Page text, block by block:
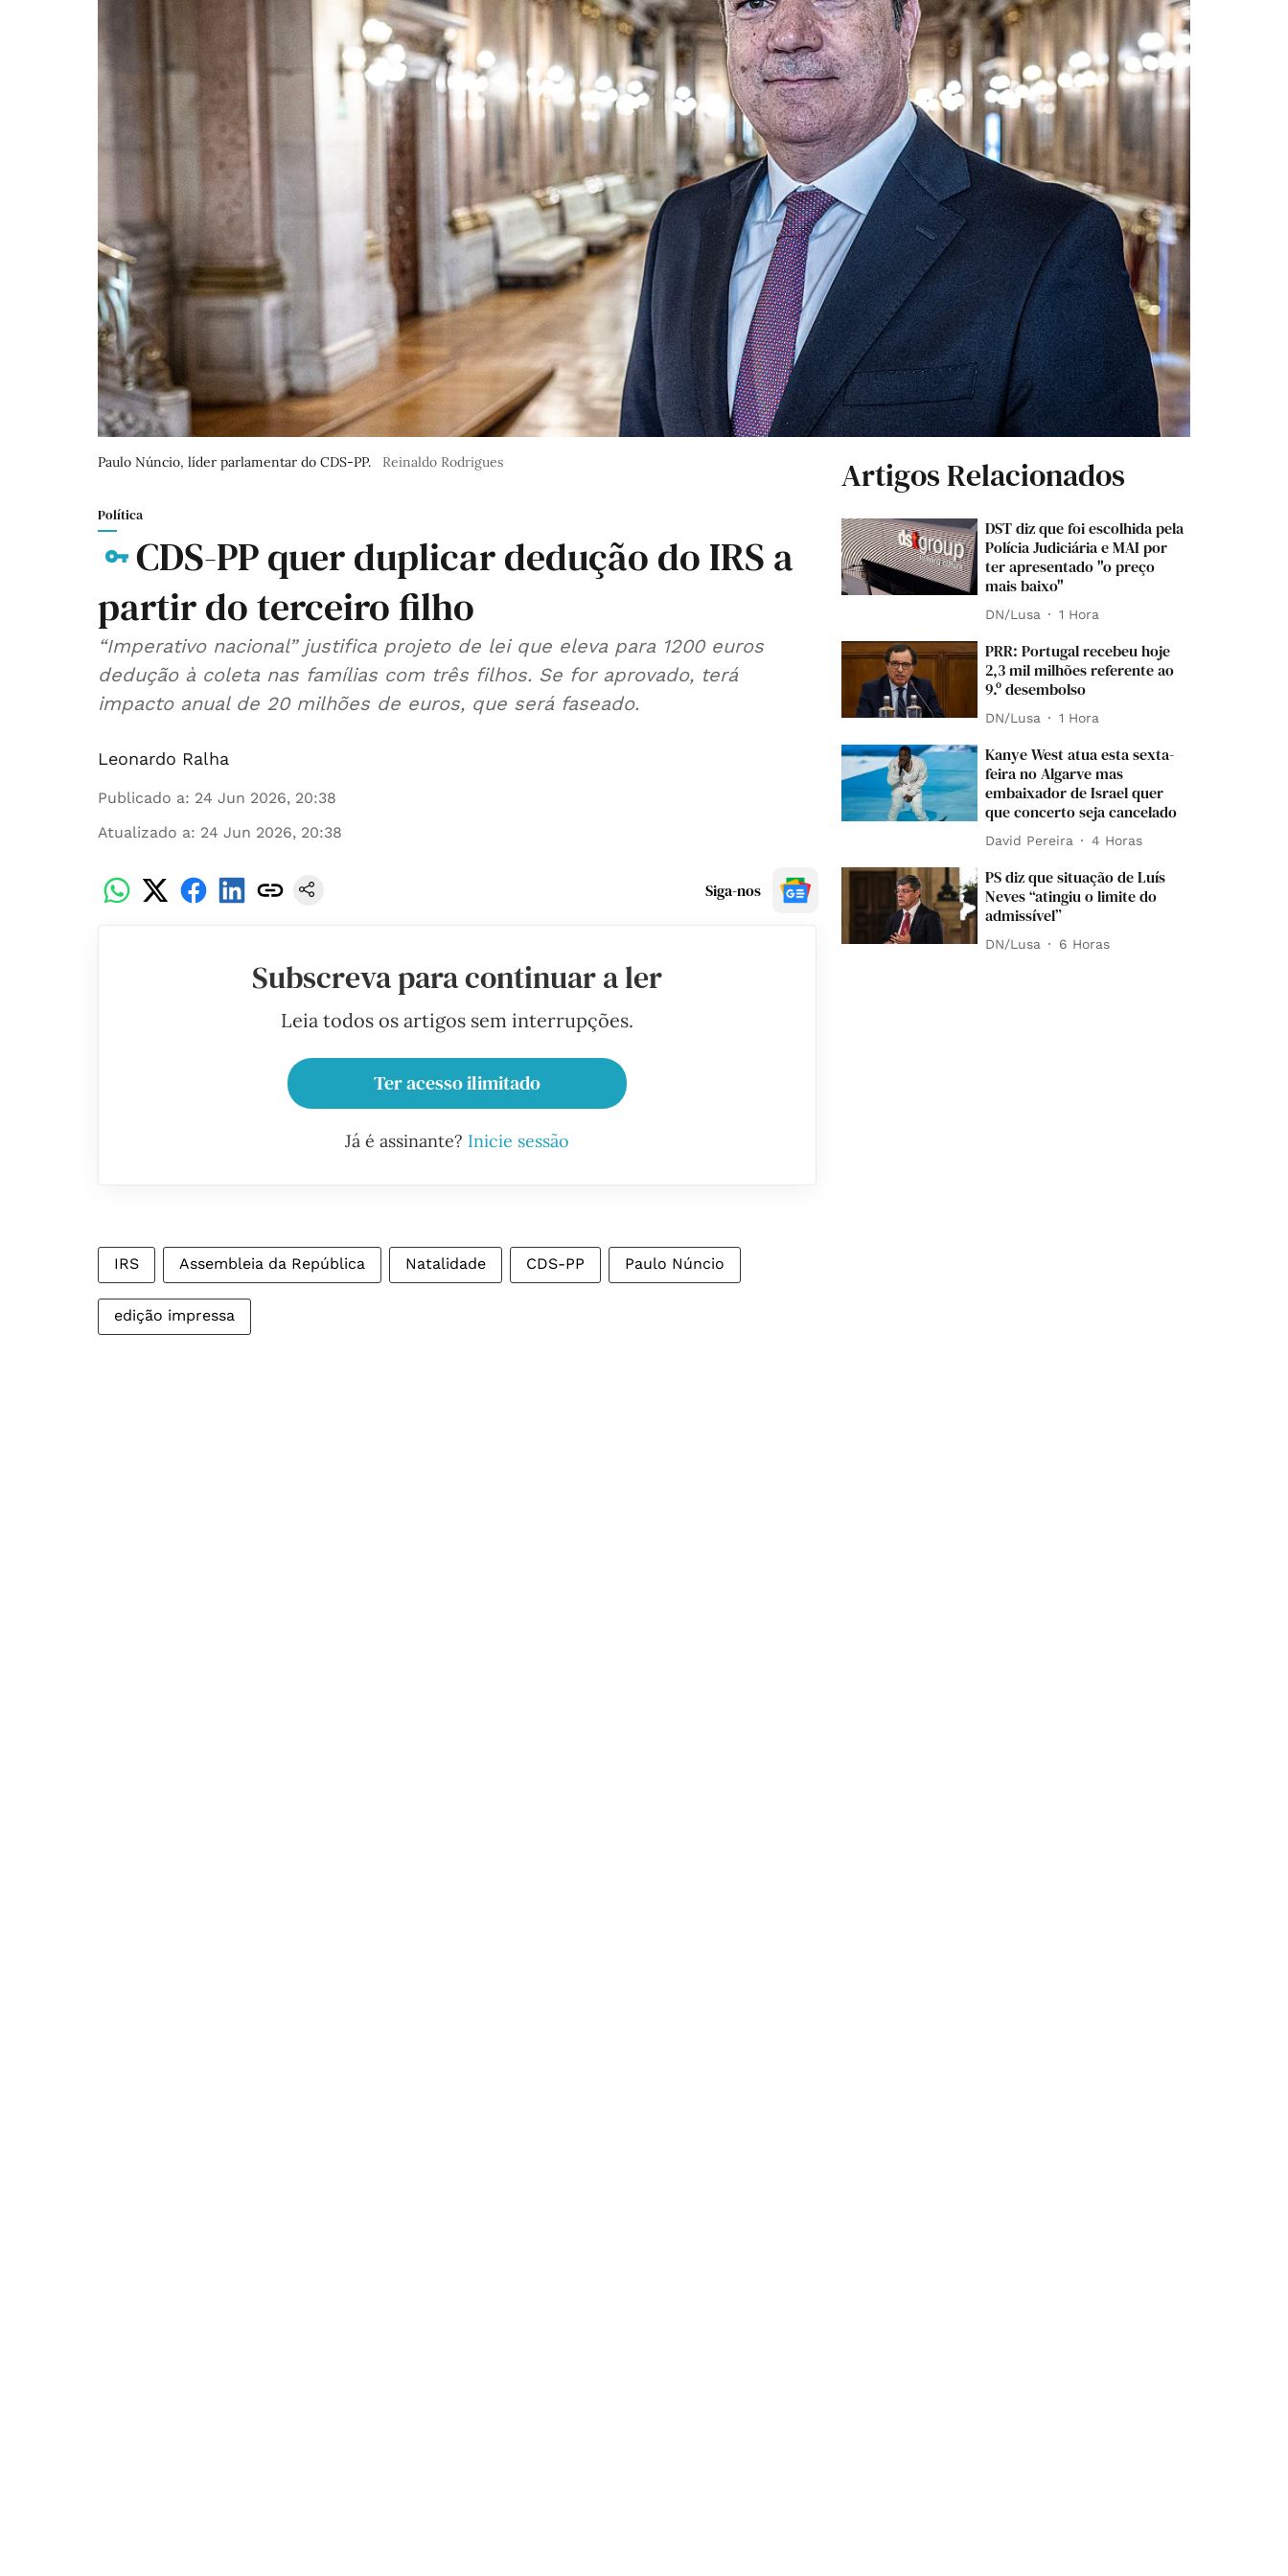
Paulo Núncio, líder parlamentar do CDS-PP. Reinaldo Rodrigues
Política
CDS-PP quer duplicar dedução do IRS a
partir do terceiro filho
“Imperativo nacional” justifica projeto de lei que eleva para 1200 euros
dedução à coleta nas famílias com três filhos. Se for aprovado, terá
impacto anual de 20 milhões de euros, que será faseado.
Leonardo Ralha
Publicado a: 24 Jun 2026, 20:38
Atualizado a: 24 Jun 2026, 20:38
Siga-nos
Subscreva para continuar a ler
Leia todos os artigos sem interrupções.
Ter acesso ilimitado
Já é assinante? Inicie sessão
IRS Assembleia da República Natalidade CDS-PP Paulo Núncio
edição impressa
Artigos Relacionados
DST diz que foi escolhida pela
Polícia Judiciária e MAI por
ter apresentado "o preço
mais baixo"
DN/Lusa 1 Hora
PRR: Portugal recebeu hoje
2,3 mil milhões referente ao
9.º desembolso
DN/Lusa 1 Hora
Kanye West atua esta sexta-
feira no Algarve mas
embaixador de Israel quer
que concerto seja cancelado
David Pereira 4 Horas
PS diz que situação de Luís
Neves “atingiu o limite do
admissível”
DN/Lusa 6 Horas